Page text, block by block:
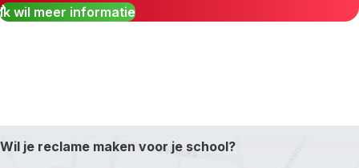
Ik wil meer informatie
Wil je reclame maken voor je school?